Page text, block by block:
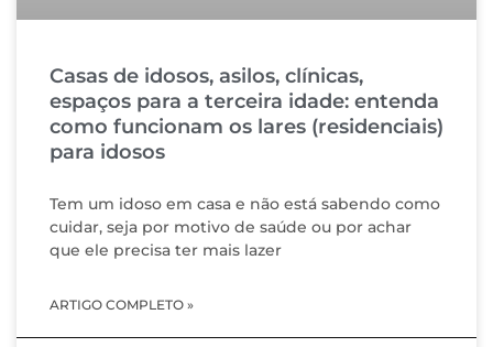
Casas de idosos, asilos, clínicas,
espaços para a terceira idade: entenda
como funcionam os lares (residenciais)
para idosos
Tem um idoso em casa e não está sabendo como
cuidar, seja por motivo de saúde ou por achar
que ele precisa ter mais lazer
ARTIGO COMPLETO »